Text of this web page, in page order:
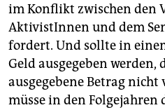
im Konflikt zwischen den
AktivistInnen und dem
fordert. Und sollte in
Geld ausgegeben werden,
ausgegebene Betrag
müsse in den Folgejahren